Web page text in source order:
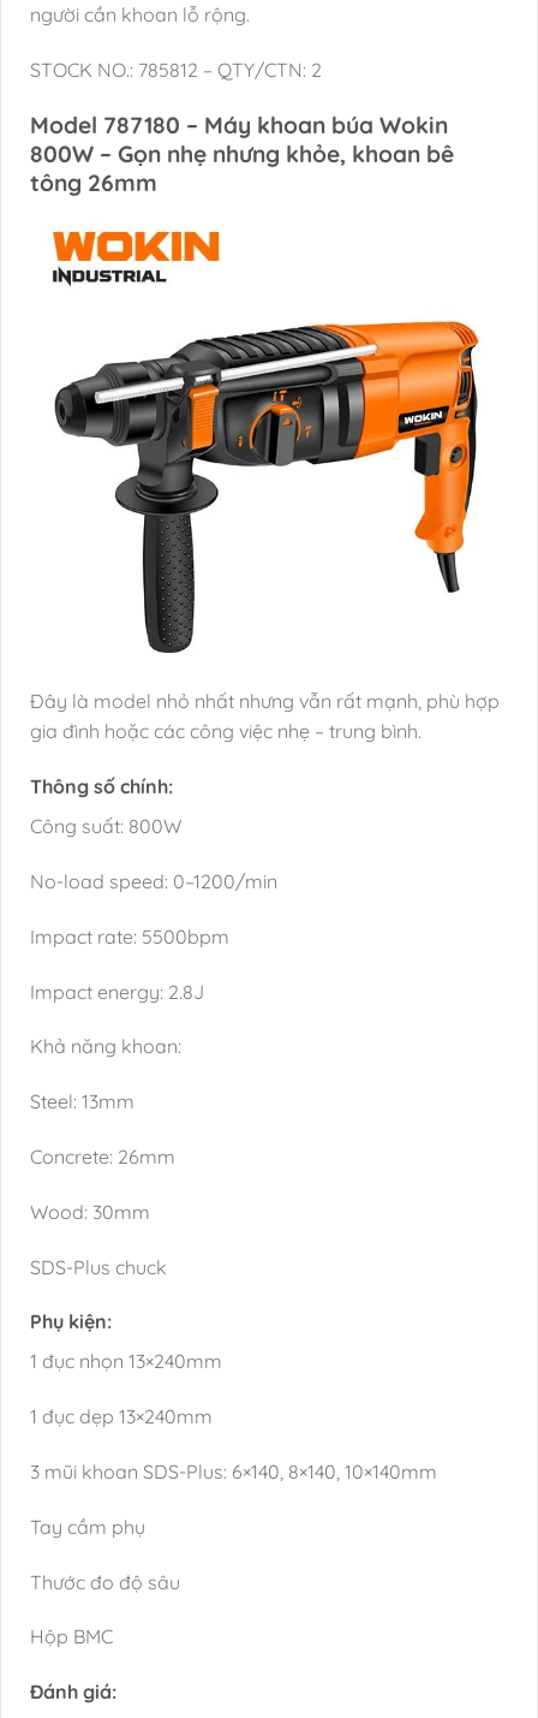
người cần khoan lỗ rộng.
STOCK NO.: 785812 – QTY/CTN: 2
Model 787180 – Máy khoan búa Wokin
800W – Gọn nhẹ nhưng khỏe, khoan bê
tông 26mm
Đây là model nhỏ nhất nhưng vẫn rất mạnh, phù hợp
gia đình hoặc các công việc nhẹ – trung bình.
Thông số chính:
Công suất: 800W
No-load speed: 0–1200/min
Impact rate: 5500bpm
Impact energy: 2.8J
Khả năng khoan:
Steel: 13mm
Concrete: 26mm
Wood: 30mm
SDS-Plus chuck
Phụ kiện:
1 đục nhọn 13×240mm
1 đục dẹp 13×240mm
3 mũi khoan SDS-Plus: 6×140, 8×140, 10×140mm
Tay cầm phụ
Thước đo độ sâu
Hộp BMC
Đánh giá: